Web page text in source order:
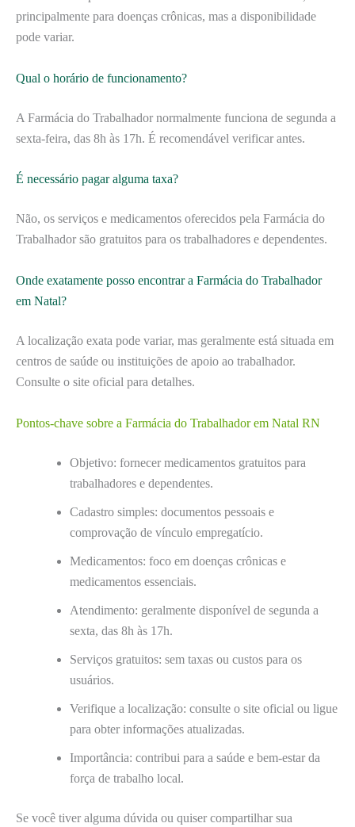
principalmente para doenças crônicas, mas a disponibilidade
pode variar.
Qual o horário de funcionamento?
A Farmácia do Trabalhador normalmente funciona de segunda a
sexta-feira, das 8h às 17h. É recomendável verificar antes.
É necessário pagar alguma taxa?
Não, os serviços e medicamentos oferecidos pela Farmácia do
Trabalhador são gratuitos para os trabalhadores e dependentes.
Onde exatamente posso encontrar a Farmácia do Trabalhador
em Natal?
A localização exata pode variar, mas geralmente está situada em
centros de saúde ou instituições de apoio ao trabalhador.
Consulte o site oficial para detalhes.
Pontos-chave sobre a Farmácia do Trabalhador em Natal RN
Objetivo: fornecer medicamentos gratuitos para
trabalhadores e dependentes.
Cadastro simples: documentos pessoais e
comprovação de vínculo empregatício.
Medicamentos: foco em doenças crônicas e
medicamentos essenciais.
Atendimento: geralmente disponível de segunda a
sexta, das 8h às 17h.
Serviços gratuitos: sem taxas ou custos para os
usuários.
Verifique a localização: consulte o site oficial ou ligue
para obter informações atualizadas.
Importância: contribui para a saúde e bem-estar da
força de trabalho local.
Se você tiver alguma dúvida ou quiser compartilhar sua